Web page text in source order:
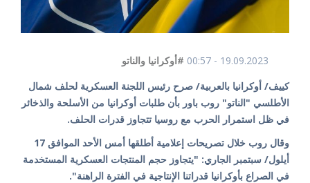
19.09.2023 - 00:57
#أوكرانيا والناتو
كييف/ أوكرانيا بالعربية/ صرح رئيس اللجنة العسكرية لحلف شمال
الأطلسي "الناتو" روب باور بأن طلبات أوكرانيا من الأسلحة والذخائر
في ظل استمرار الحرب مع روسيا تتجاوز قدرات الحلف.
وقال روب خلال تصريحات إعلامية أطلقها أمس الأحد الموافق 17
أيلول/ سبتمبر الجاري: "يتجاوز حجم المنتجات العسكرية المستخدمة
في الصراع بأوكرانيا قدراتنا الإنتاجية في الفترة الراهنة".